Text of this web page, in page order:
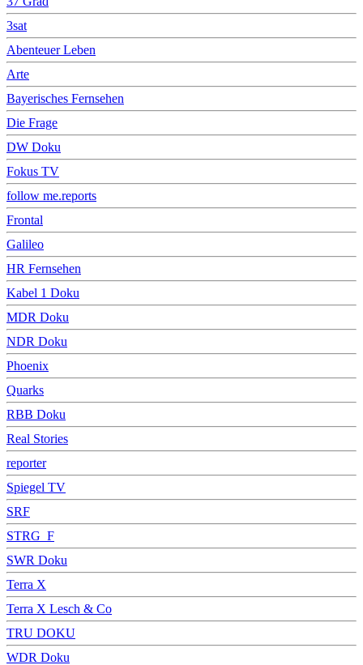
3sat
Abenteuer Leben
Arte
Bayerisches Fernsehen
Die Frage
DW Doku
Fokus TV
follow me.reports
Frontal
Galileo
HR Fernsehen
Kabel 1 Doku
MDR Doku
NDR Doku
Phoenix
Quarks
RBB Doku
Real Stories
reporter
Spiegel TV
SRF
STRG_F
SWR Doku
Terra X
Terra X Lesch & Co
TRU DOKU
WDR Doku